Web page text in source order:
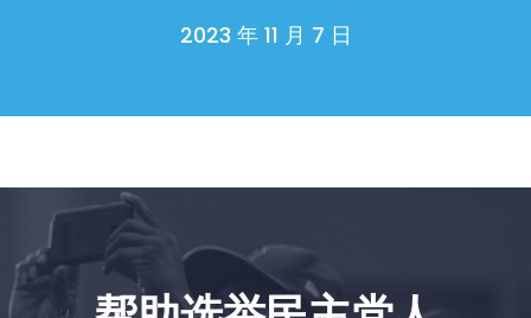
Shop
行动
Vote
2023 年 11 月 7 日